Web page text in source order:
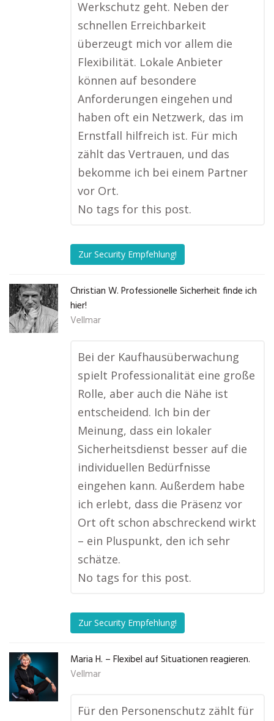
Werkschutz geht. Neben der
schnellen Erreichbarkeit
überzeugt mich vor allem die
Flexibilität. Lokale Anbieter
können auf besondere
Anforderungen eingehen und
haben oft ein Netzwerk, das im
Ernstfall hilfreich ist. Für mich
zählt das Vertrauen, und das
bekomme ich bei einem Partner
vor Ort.
No tags for this post.
Zur Security Empfehlung!
Christian W. Professionelle Sicherheit finde ich
hier!
Vellmar
Bei der Kaufhausüberwachung
spielt Professionalität eine große
Rolle, aber auch die Nähe ist
entscheidend. Ich bin der
Meinung, dass ein lokaler
Sicherheitsdienst besser auf die
individuellen Bedürfnisse
eingehen kann. Außerdem habe
ich erlebt, dass die Präsenz vor
Ort oft schon abschreckend wirkt
– ein Pluspunkt, den ich sehr
schätze.
No tags for this post.
Zur Security Empfehlung!
Maria H. – Flexibel auf Situationen reagieren.
Vellmar
Für den Personenschutz zählt für